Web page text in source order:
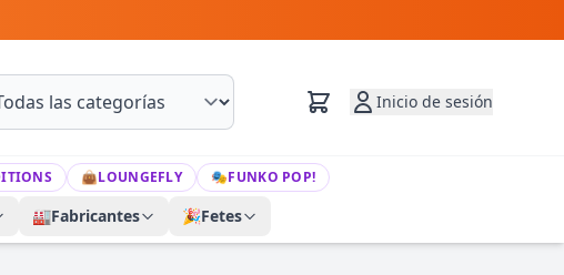
Inicio de sesión
👜LOUNGEFLY 🎭FUNKO POP!
🏭Fabricantes 🎉Fetes